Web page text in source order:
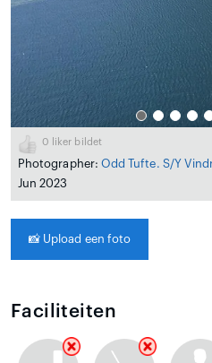
0 liker bildet
Photographer: Odd Tufte. S/Y
Jun 2023
📸 Upload een foto
Faciliteiten